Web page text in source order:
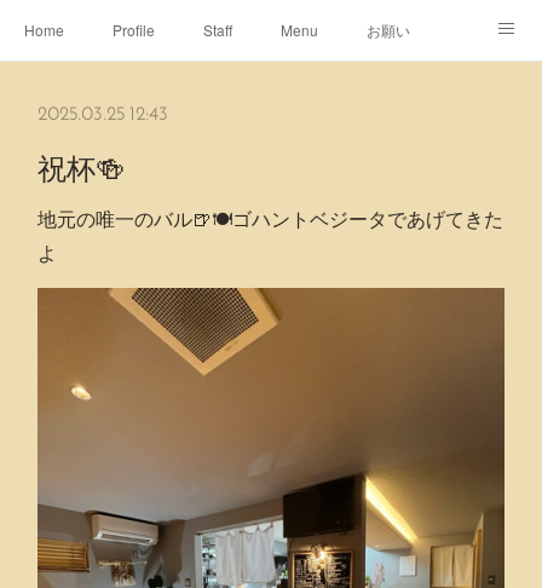
Home Profile Staff Menu お願い
2025.03.25 12:43
祝杯🍻
地元の唯一のバル🍺🍽️ゴハントベジータであげてきた
よ